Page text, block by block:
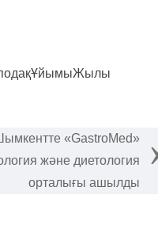
«GastroMed»
және диетология
орталығы ашылды